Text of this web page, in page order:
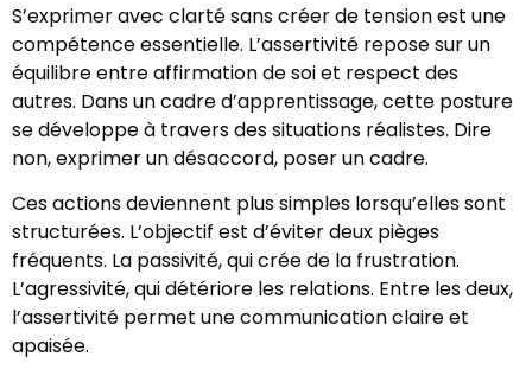
S’exprimer avec clarté sans créer de tension est une
compétence essentielle. L’assertivité repose sur un
équilibre entre affirmation de soi et respect des
autres. Dans un cadre d’apprentissage, cette posture
se développe à travers des situations réalistes. Dire
non, exprimer un désaccord, poser un cadre.
Ces actions deviennent plus simples lorsqu’elles sont
structurées. L’objectif est d’éviter deux pièges
fréquents. La passivité, qui crée de la frustration.
L’agressivité, qui détériore les relations. Entre les deux,
l’assertivité permet une communication claire et
apaisée.